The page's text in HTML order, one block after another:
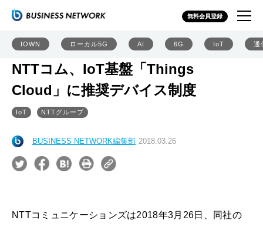
無料会員登録
IOWN ローカル5G AI 6G IoT 通
NTTコム、IoT基盤「Things
Cloud」に推奨デバイス制度
IoT NTTグループ
BUSINESS NETWORK編集部 2018.03.26
NTTコミュニケーションズは2018年3月26日、同社の